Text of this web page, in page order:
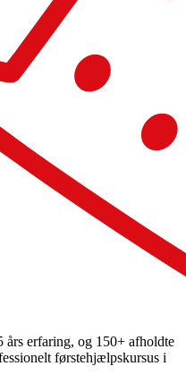
års erfaring, og 150+ afholdte
førstehjælpskursus i